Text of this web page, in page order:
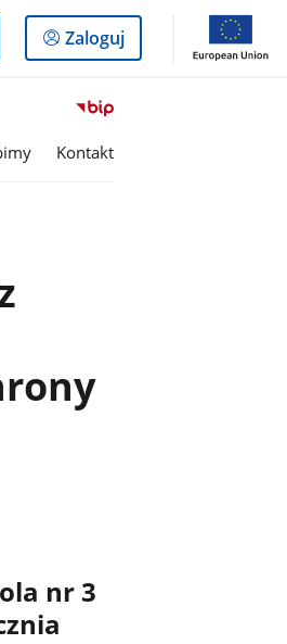
Logowanie
do
Zaloguj
Przejdź
serwisu
Łódzkim
Kontakt
nr 3